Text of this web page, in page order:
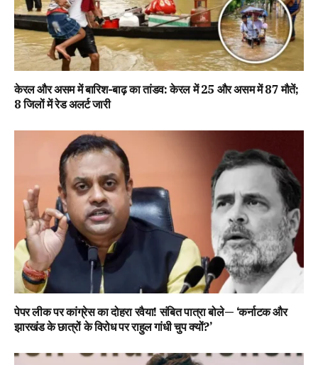
केरल और असम में बारिश-बाढ़ का तांडव: केरल में 25 और असम में 87 मौतें;
8 जिलों में रेड अलर्ट जारी
पेपर लीक पर कांग्रेस का दोहरा रवैया! संबित पात्रा बोले— ‘कर्नाटक और
झारखंड के छात्रों के विरोध पर राहुल गांधी चुप क्यों?’